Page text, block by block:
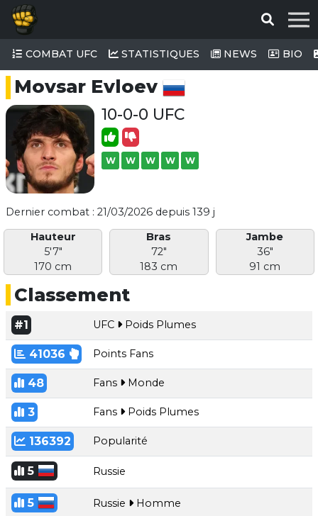
COMBAT UFC STATISTIQUES NEWS BIO
Movsar Evloev
10-0-0 UFC
W W W W W
Dernier combat : 21/03/2026 depuis 139 j
Hauteur
5'7"
170 cm
Bras
72"
183 cm
Jambe
36"
91 cm
Classement
#1 UFC Poids Plumes
41036 Points Fans
48 Fans Monde
3 Fans Poids Plumes
136392 Popularité
5 Russie
5 Russie Homme